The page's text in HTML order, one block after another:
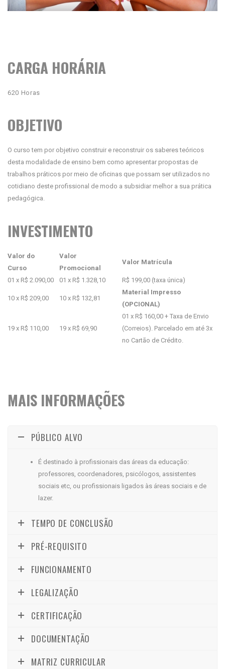
CARGA HORÁRIA
620 Horas
OBJETIVO
O curso tem por objetivo construir e reconstruir os saberes teóricos
desta modalidade de ensino bem como apresentar propostas de
trabalhos práticos por meio de oficinas que possam ser utilizados no
cotidiano deste profissional de modo a subsidiar melhor a sua prática
pedagógica.
INVESTIMENTO
Valor do
Curso
Valor
Promocional
Valor Matrícula
01 x R$ 2.090,00 01 x R$ 1.328,10 R$ 199,00 (taxa única)
10 x R$ 209,00 10 x R$ 132,81
Material Impresso
(OPCIONAL)
19 x R$ 110,00 19 x R$ 69,90
01 x R$ 160,00 + Taxa de Envio
(Correios). Parcelado em até 3x
no Cartão de Crédito.
MAIS INFORMAÇÕES
PÚBLICO ALVO
É destinado à profissionais das áreas da educação:
professores, coordenadores, psicólogos, assistentes
sociais etc, ou profissionais ligados às áreas sociais e de
lazer.
TEMPO DE CONCLUSÃO
PRÉ-REQUISITO
FUNCIONAMENTO
LEGALIZAÇÃO
CERTIFICAÇÃO
DOCUMENTAÇÃO
MATRIZ CURRICULAR